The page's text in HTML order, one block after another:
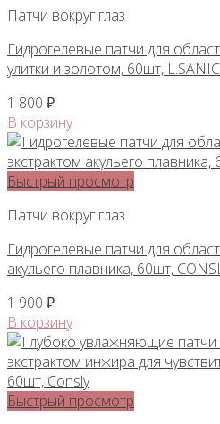
Патчи вокруг глаз
Гидрогелевые патчи для
улитки и золотом, 60шт, L.SANIC
1 800 ₽
В корзину
Быстрый просмотр
Патчи вокруг глаз
Гидрогелевые патчи для
акульего плавника, 60шт,
1 900 ₽
В корзину
Быстрый просмотр